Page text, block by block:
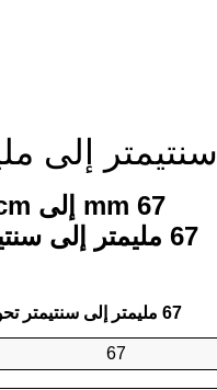
سنتيمتر إلى
67 mm إلى cm
67 مليمتر إلى سنتيمتر
67 مليمتر إلى سنتيمتر تحويل